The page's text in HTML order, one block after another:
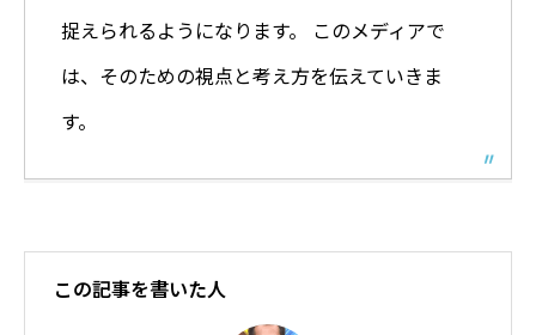
捉えられるようになります。 このメディアで
は、そのための視点と考え方を伝えていきま
す。
この記事を書いた人